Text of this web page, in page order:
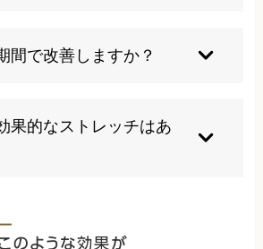
り個人差があります。早期の適
鍵となります。
間で改善しますか？
数週間から数ヶ月で改善するこ
性化している場合はより長期間
ります。
果的なストレッチはあ
レッチが効果的ですが、痛みの
とが重要です。専門家の指導の